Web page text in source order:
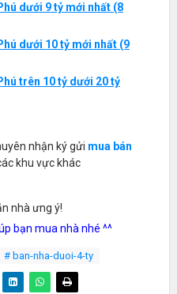
dưới 9 tỷ mới nhất (8
dưới 10 tỷ mới nhất (9
trên 10 tỷ dưới 20 tỷ
nhận ký gửi mua bán
khu vực khác
nhà ưng ý!
bạn mua nhà nhé ^^
# ban-nha-duoi-4-ty